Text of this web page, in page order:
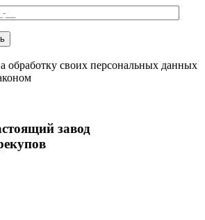
обработку своих персональных данных
завод